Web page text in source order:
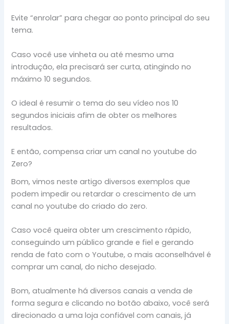
Evite “enrolar” para chegar ao ponto principal do seu
tema.
Caso você use vinheta ou até mesmo uma
introdução, ela precisará ser curta, atingindo no
máximo 10 segundos.
O ideal é resumir o tema do seu vídeo nos 10
segundos iniciais afim de obter os melhores
resultados.
E então, compensa criar um canal no youtube do
Zero?
Bom, vimos neste artigo diversos exemplos que
podem impedir ou retardar o crescimento de um
canal no youtube do criado do zero.
Caso você queira obter um crescimento rápido,
conseguindo um público grande e fiel e gerando
renda de fato com o Youtube, o mais aconselhável é
comprar um canal, do nicho desejado.
Bom, atualmente há diversos canais a venda de
forma segura e clicando no botão abaixo, você será
direcionado a uma loja confiável com canais, já